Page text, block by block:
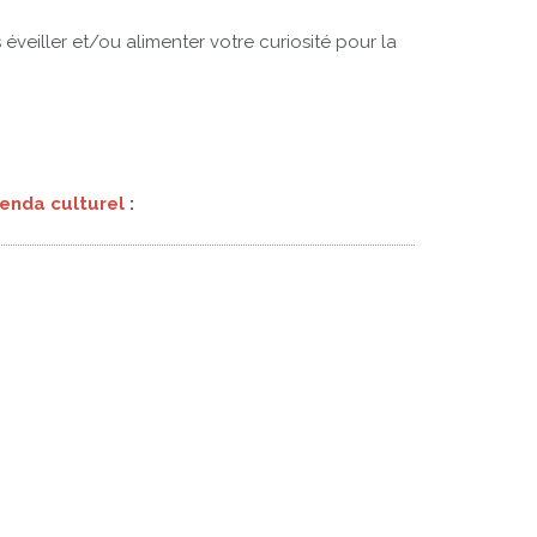
éveiller et/ou alimenter votre curiosité pour la
culturel :